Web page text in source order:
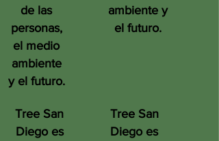
de las
personas,
el medio
ambiente
y el futuro.
Tree San
Diego es
ambiente y
el futuro.
Tree San
Diego es